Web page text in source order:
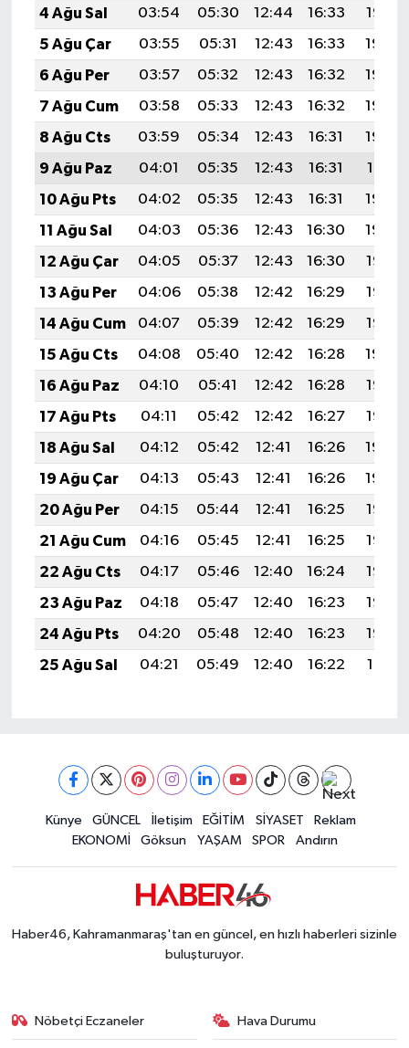
4 Ağu Sal
03:54 05:30 12:44 16:33
19:47
5 Ağu Çar
03:55 05:31 12:43 16:33
19:46
6 Ağu Per
03:57 05:32 12:43 16:32
19:45
7 Ağu Cum
03:58 05:33 12:43 16:32
19:44
8 Ağu Cts
03:59 05:34 12:43 16:31
19:43
9 Ağu Paz
04:01 05:35 12:43 16:31
19:41
10 Ağu Pts
04:02 05:35 12:43 16:31
19:40
11 Ağu Sal
04:03 05:36 12:43 16:30
19:39
12 Ağu Çar
04:05 05:37 12:43 16:30
19:38
13 Ağu Per
04:06 05:38 12:42 16:29
19:37
14 Ağu Cum
04:07 05:39 12:42 16:29
19:35
15 Ağu Cts
04:08 05:40 12:42 16:28
19:34
16 Ağu Paz
04:10 05:41 12:42 16:28
19:33
17 Ağu Pts
04:11 05:42 12:42 16:27
19:32
18 Ağu Sal
04:12 05:42 12:41 16:26
19:30
19 Ağu Çar
04:13 05:43 12:41 16:26
19:29
20 Ağu Per
04:15 05:44 12:41 16:25
19:28
21 Ağu Cum
04:16 05:45 12:41 16:25
19:26
22 Ağu Cts
04:17 05:46 12:40 16:24
19:25
23 Ağu Paz
04:18 05:47 12:40 16:23
19:23
24 Ağu Pts
04:20 05:48 12:40 16:23
19:22
25 Ağu Sal
04:21 05:49 12:40 16:22 19:21
Künye GÜNCEL İletişim EĞİTİM SİYASET
Reklam
EKONOMİ
Göksun YAŞAM SPOR Andırın
Haber46, Kahramanmaraş'tan en güncel, en hızlı haberleri sizinle
buluşturuyor.
Nöbetçi Eczaneler Hava Durumu
TARİH
Genel
Politika
BÖLGEDEN
BİLİM TEKNOLOJİ
ASAYİŞ
SEÇİM 2015
ÇEVRE
BİLİM VE TEKNOLOJİ
YARIŞMALAR
TANITIM
HABERDE İNSAN